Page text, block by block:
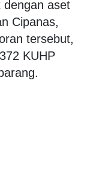
dengan aset
Cipanas,
tersebut,
KUHP